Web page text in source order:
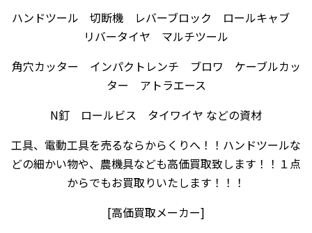
ハンドツール 切断機 レバーブロック ロールキャブ
リバータイヤ マルチツール
角穴カッター インパクトレンチ ブロワ ケーブルカッ
ター アトラエース
N釘 ロールビス タイワイヤ などの資材
工具、電動工具を売るならからくりへ！！ハンドツールな
どの細かい物や、農機具なども高価買取致します！！１点
からでもお買取りいたします！！！
[高価買取メーカー]